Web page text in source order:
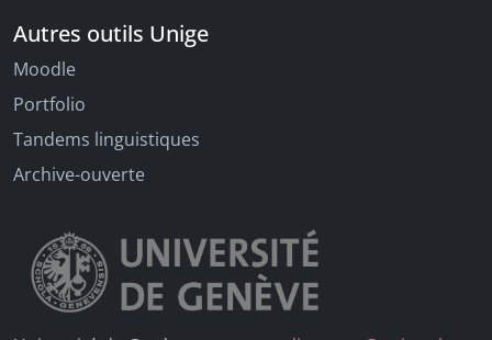
Autres outils Unige
Moodle
Portfolio
Tandems linguistiques
Archive-ouverte